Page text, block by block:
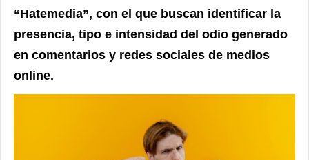
“Hatemedia”, con el que buscan identificar la
presencia, tipo e intensidad del odio generado
en comentarios y redes sociales de medios
online.